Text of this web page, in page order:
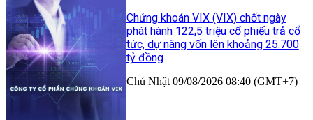
Chứng khoán VIX (VIX) chốt ngày
phát hành 122,5 triệu cổ phiếu trả cổ
tức, dự nâng vốn lên khoảng 25.700
tỷ đồng
Chủ Nhật 09/08/2026 08:40 (GMT+7)